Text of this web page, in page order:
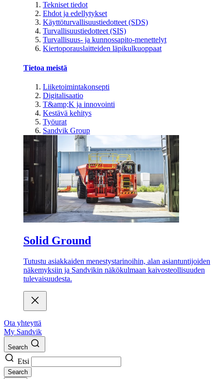
Tekniset tiedot
Ehdot ja edellytykset
Käyttöturvallisuustiedotteet (SDS)
Turvallisuustiedotteet (SIS)
Turvallisuus- ja kunnossapito-menettelyt
Kiertoporauslaitteiden läpikulkuoppaat
Tietoa meistä
Liiketoimintakonsepti
Digitalisaatio
T&amp;K ja innovointi
Kestävä kehitys
Työurat
Sandvik Group
Solid Ground
Tutustu asiakkaiden menestystarinoihin, alan asiantuntijoiden
näkemyksiin ja Sandvikin näkökulmaan kaivosteollisuuden
tulevaisuudesta.
Ota yhteyttä
My Sandvik
Search
Etsi
Search